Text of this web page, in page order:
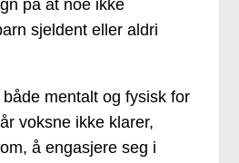
på at noe ikke
sjeldent eller aldri
mentalt og fysisk for
voksne ikke klarer,
å engasjere seg i